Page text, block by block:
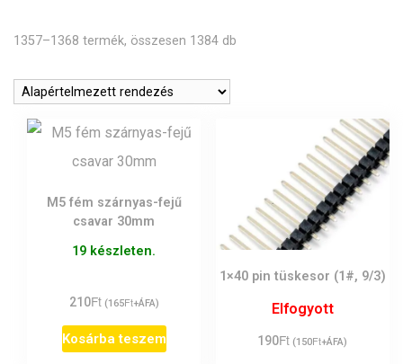
1357–1368 termék, összesen 1384 db
M5 fém szárnyas-fejű
csavar 30mm
19 készleten.
210Ft (165Ft+ÁFA)
Kosárba teszem
1×40 pin tüskesor (1#, 9/3)
Elfogyott
190Ft (150Ft+ÁFA)